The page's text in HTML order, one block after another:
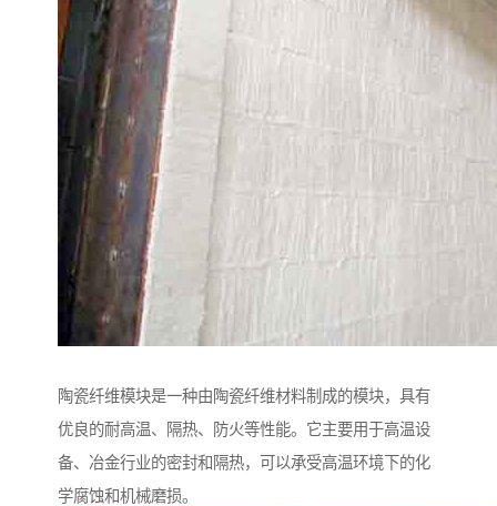
陶瓷纤维模块是一种由陶瓷纤维材料制成的模块，具有
优良的耐高温、隔热、防火等性能。它主要用于高温设
备、冶金行业的密封和隔热，可以承受高温环境下的化
学腐蚀和机械磨损。